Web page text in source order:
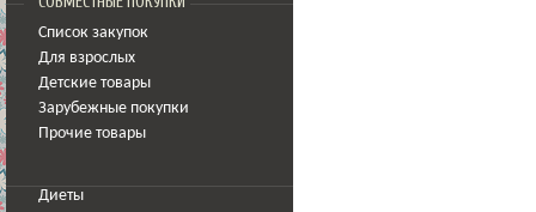
Список закупок
Для взрослых
Детские товары
Зарубежные покупки
Прочие товары
Диеты